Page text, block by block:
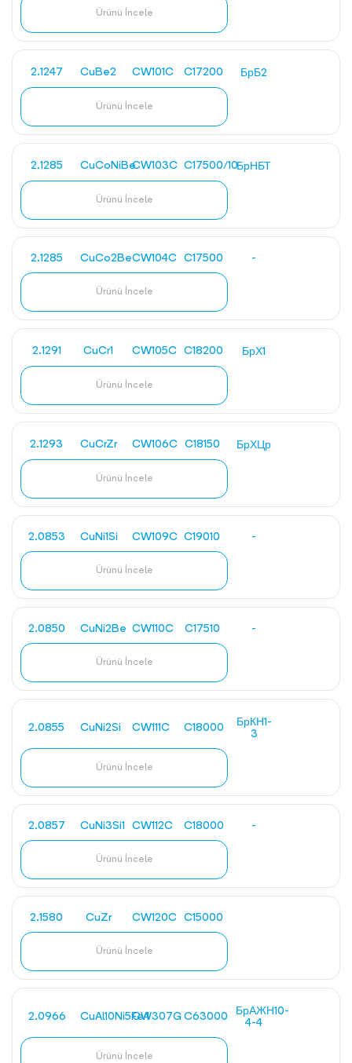
Ürünü İncele
2.1247 CuBe2 CW101C C17200 БрБ2
Ürünü İncele
2.1285 CuCoNiBeCW103C C17500/10БрНБТ
Ürünü İncele
2.1285 CuCo2BeCW104C C17500 -
Ürünü İncele
2.1291 CuCr1 CW105C C18200 БрХ1
Ürünü İncele
2.1293 CuCrZr CW106C C18150 БрХЦр
Ürünü İncele
2.0853 CuNi1Si CW109C C19010 -
Ürünü İncele
2.0850 CuNi2Be CW110C C17510 -
Ürünü İncele
2.0855 CuNi2Si CW111C C18000
БрКН1-
3
Ürünü İncele
2.0857 CuNi3Si1 CW112C C18000 -
Ürünü İncele
2.1580 CuZr CW120C C15000
Ürünü İncele
2.0966 CuAl10Ni5Fe4CW307G C63000
БрАЖН10-
4-4
Ürünü İncele